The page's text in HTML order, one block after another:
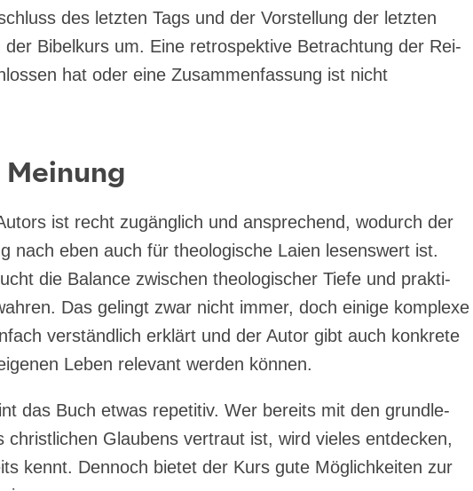
des letz­ten Tags und der Vor­stel­lung der letz­ten
der Bibel­kurs um. Eine retro­spek­ti­ve Betrach­tung der Rei­
hat oder eine Zusam­men­fas­sung ist nicht
Meinung
ist recht zugäng­lich und anspre­chend, wodurch der
nach eben auch für theo­lo­gi­sche Lai­en lesens­wert ist.
die Balan­ce zwi­schen theo­lo­gi­scher Tie­fe und prak­ti­
Das gelingt zwar nicht immer, doch eini­ge kom­ple­xe
ver­ständ­lich erklärt und der Autor gibt auch kon­kre­te
Leben rele­vant wer­den können.
das Buch etwas repe­ti­tiv. Wer bereits mit den grund­le­
christ­li­chen Glau­bens ver­traut ist, wird vie­les ent­de­cken,
kennt. Den­noch bie­tet der Kurs gute Mög­lich­kei­ten zur